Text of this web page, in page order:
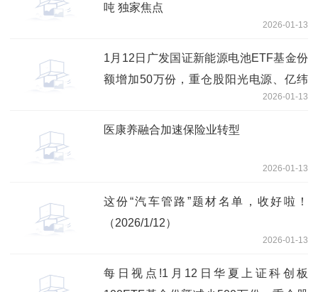
吨 独家焦点
2026-01-13
1月12日广发国证新能源电池ETF基金份
额增加50万份，重仓股阳光电源、亿纬
2026-01-13
医康养融合加速保险业转型
2026-01-13
这份“汽车管路”题材名单，收好啦！
（2026/1/12）
2026-01-13
每日视点!1月12日华夏上证科创板